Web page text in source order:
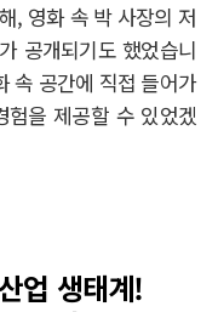
, 영화 속 박 사장의 저
공개되기도 했었습니
속 공간에 직접 들어가
을 제공할 수 있었겠
업 생태계!